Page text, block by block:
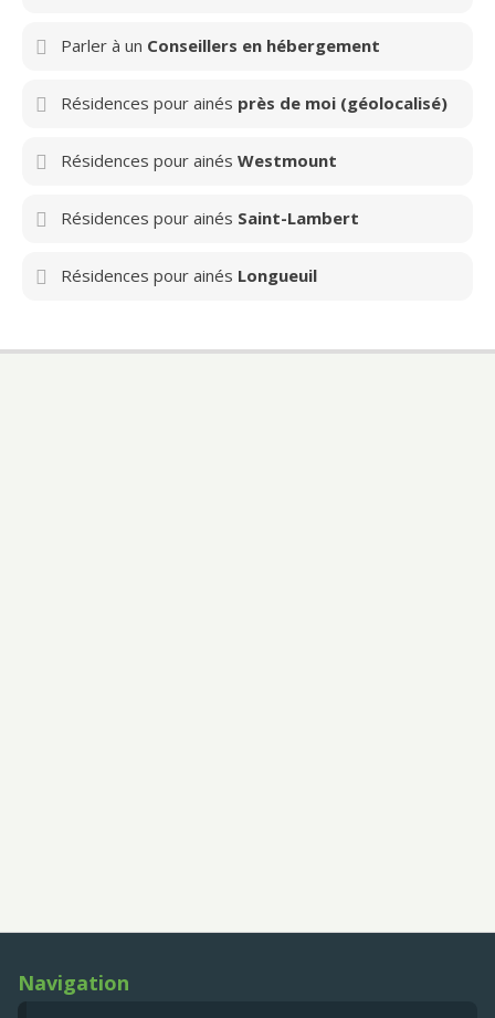
Parler à un Conseillers en hébergement
Résidences pour ainés près de moi (géolocalisé)
Résidences pour ainés Westmount
Résidences pour ainés Saint-Lambert
Résidences pour ainés Longueuil
Navigation